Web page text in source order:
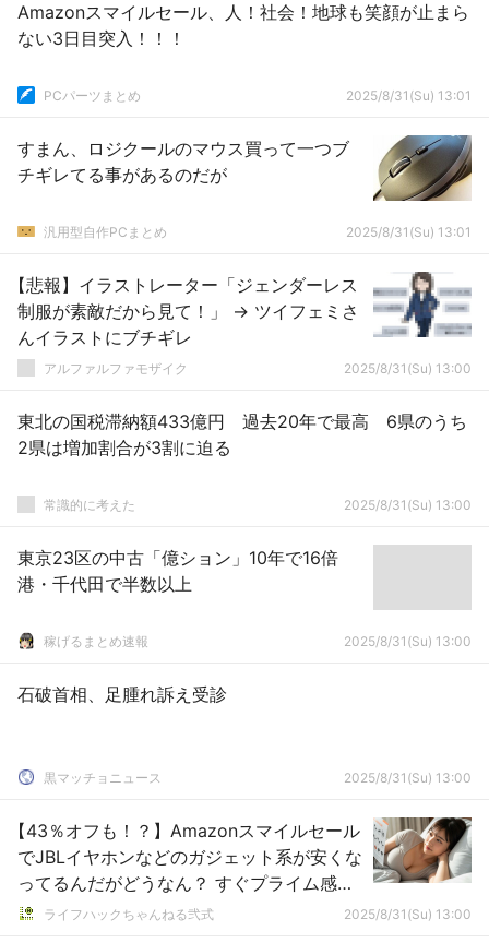
Amazonスマイルセール、人！社会！地球も笑顔が止まら
ない3日目突入！！！
PCパーツまとめ 2025/8/31(Su) 13:01
すまん、ロジクールのマウス買って一つブ
チギレてる事があるのだが
汎用型自作PCまとめ 2025/8/31(Su) 13:01
【悲報】イラストレーター「ジェンダーレス
制服が素敵だから見て！」 → ツイフェミさ
んイラストにブチギレ
アルファルファモザイク 2025/8/31(Su) 13:00
東北の国税滞納額433億円 過去20年で最高 6県のうち
2県は増加割合が3割に迫る
常識的に考えた 2025/8/31(Su) 13:00
東京23区の中古「億ション」10年で16倍
港・千代田で半数以上
稼げるまとめ速報 2025/8/31(Su) 13:00
石破首相、足腫れ訴え受診
黒マッチョニュース 2025/8/31(Su) 13:00
【43％オフも！？】Amazonスマイルセール
でJBLイヤホンなどのガジェット系が安くな
ってるんだがどうなん？ すぐプライム感謝
祭あるし待つべきか？
ライフハックちゃんねる弐式 2025/8/31(Su) 13:00